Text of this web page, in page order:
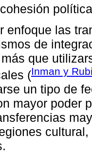
enfoque las
de
que
(Inman y
un tipo de
mayor poder